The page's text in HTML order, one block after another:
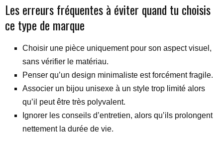
Les erreurs fréquentes à éviter quand tu choisis
ce type de marque
Choisir une pièce uniquement pour son aspect visuel,
sans vérifier le matériau.
Penser qu’un design minimaliste est forcément fragile.
Associer un bijou unisexe à un style trop limité alors
qu’il peut être très polyvalent.
Ignorer les conseils d’entretien, alors qu’ils prolongent
nettement la durée de vie.